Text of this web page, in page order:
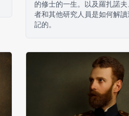
的修士的一生。以及羅扎諾
者和其他研究人員是如何解
記的。